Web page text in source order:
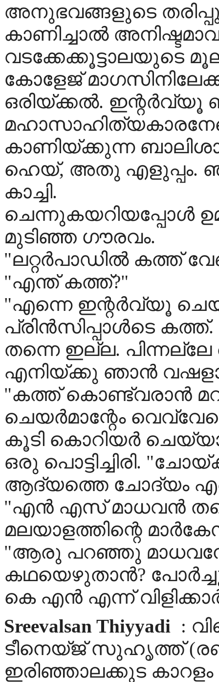
അനുഭവങ്ങളുടെ
കാണിച്ചാൽ
വടക്കേക്കൂട്ടാലയുടെ
കോളേജ്
ഒരിയ്ക്കൽ. ഇന്റർവ്യൂ
കാണിയ്ക്കുന്ന
ഹെയ്, അതു എളുപ്പം.
കാച്ചി.
ചെന്നുകയറിയപ്പോൾ
മുടിഞ്ഞ ഗൗരവം.
"ലറ്റർപാഡിൽ കത്ത്
"എന്ത് കത്ത്?"
"എന്നെ ഇന്റർവ്യൂ
പ്രിൻസിപ്പാൾടെ
തന്നെ ഇല്ല.
എനിയ്ക്കു ഞാൻ
"കത്ത് കൊണ്ട്വരാൻ
ചെയർമാന്റേം
കൂടി കൊറിയർ
ഒരു പൊട്ടിച്ചിരി.
ആദ്യത്തെ ചോദ്യം
"എൻ എസ് മാധവൻ
മലയാളത്തിന്റെ
"ആരു പറഞ്ഞു
കഥയെഴുതാൻ?
കെ എൻ എന്ന്
Sreevalsan Thiyyadi :
ടീനെയ്ജ് സുഹൃത്ത്
ഇരിഞ്ഞാലക്കുട കാറളം